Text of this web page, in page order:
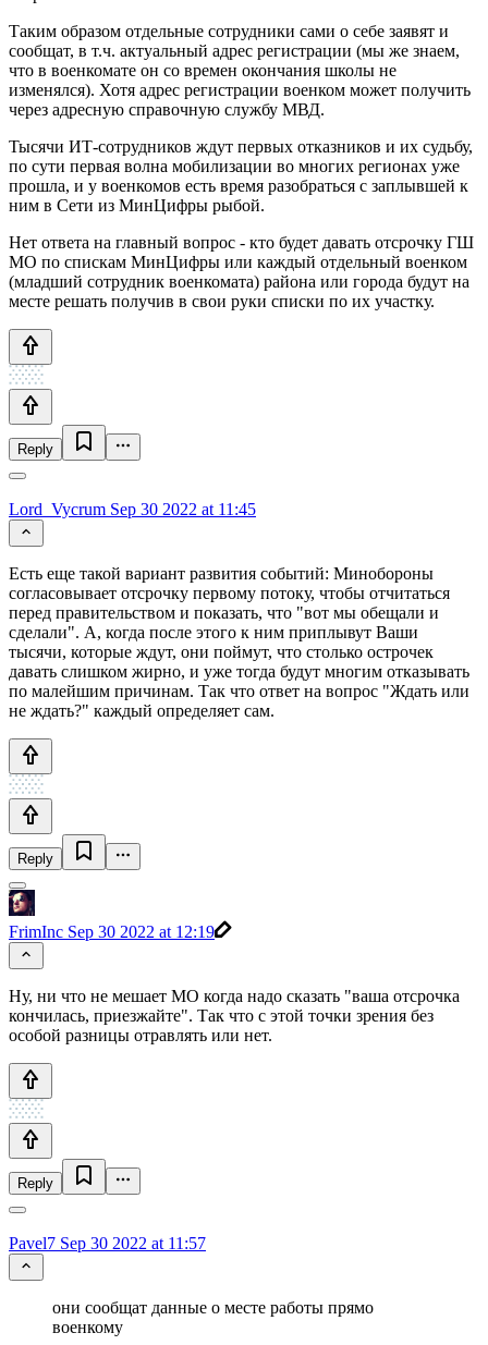
Таким образом отдельные сотрудники сами о себе заявят и
сообщат, в т.ч. актуальный адрес регистрации (мы же знаем,
что в военкомате он со времен окончания школы не
изменялся). Хотя адрес регистрации военком может получить
через адресную справочную службу МВД.
Тысячи ИТ-сотрудников ждут первых отказников и их судьбу,
по сути первая волна мобилизации во многих регионах уже
прошла, и у военкомов есть время разобраться с заплывшей к
ним в Сети из МинЦифры рыбой.
Нет ответа на главный вопрос - кто будет давать отсрочку ГШ
МО по спискам МинЦифры или каждый отдельный военком
(младший сотрудник военкомата) района или города будут на
месте решать получив в свои руки списки по их участку.
Reply
Lord_Vycrum Sep 30 2022 at 11:45
Есть еще такой вариант развития событий: Минобороны
согласовывает отсрочку первому потоку, чтобы отчитаться
перед правительством и показать, что "вот мы обещали и
сделали". А, когда после этого к ним приплывут Ваши
тысячи, которые ждут, они поймут, что столько острочек
давать слишком жирно, и уже тогда будут многим отказывать
по малейшим причинам. Так что ответ на вопрос "Ждать или
не ждать?" каждый определяет сам.
Reply
FrimInc Sep 30 2022 at 12:19
Ну, ни что не мешает МО когда надо сказать "ваша отсрочка
кончилась, приезжайте". Так что с этой точки зрения без
особой разницы отравлять или нет.
Reply
Pavel7 Sep 30 2022 at 11:57
они сообщат данные о месте работы прямо
военкому